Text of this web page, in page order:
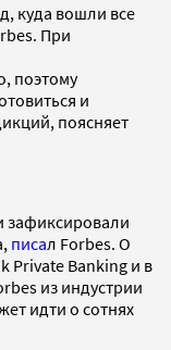
куда вошли все
При
поэтому
и
поясняет
зафиксировали
писал Forbes. О
Private Banking и в
из индустрии
идти о сотнях